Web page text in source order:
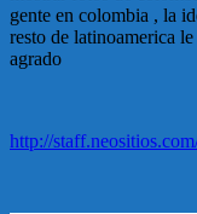
gente en colombia , la
resto de latinoamerica
agrado
http://